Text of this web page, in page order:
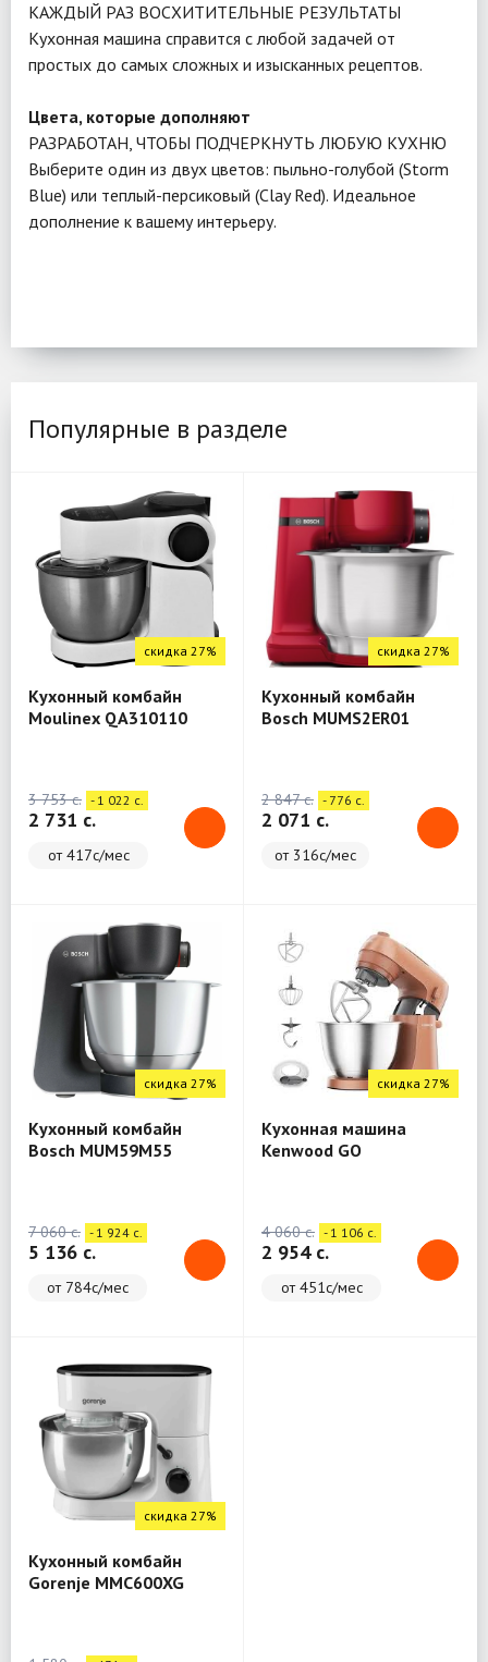
КАЖДЫЙ РАЗ ВОСХИТИТЕЛЬНЫЕ РЕЗУЛЬТАТЫ
Кухонная машина справится с любой задачей от
простых до самых сложных и изысканных рецептов.
Цвета, которые дополняют
РАЗРАБОТАН, ЧТОБЫ ПОДЧЕРКНУТЬ ЛЮБУЮ КУХНЮ
Выберите один из двух цветов: пыльно-голубой (Storm
Blue) или теплый-персиковый (Clay Red). Идеальное
дополнение к вашему интерьеру.
Популярные в разделе
скидка 27%
Кухонный комбайн
Moulinex QA310110
3 753 c. - 1 022 c.
2 731 c.
от 417с/мес
скидка 27%
Кухонный комбайн
Bosch MUMS2ER01
2 847 c. - 776 c.
2 071 c.
от 316с/мес
скидка 27%
Кухонный комбайн
Bosch MUM59M55
7 060 c. - 1 924 c.
5 136 c.
от 784с/мес
скидка 27%
Кухонная машина
Kenwood GO
4 060 c. - 1 106 c.
2 954 c.
от 451с/мес
скидка 27%
Кухонный комбайн
Gorenje MMC600XG